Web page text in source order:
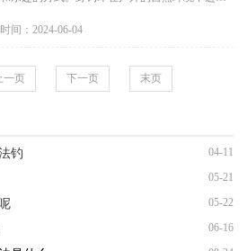
捉各类美味的鱼类。
间：2024-06-04
一页 下一页 末页
钓 04-11
05-21
05-22
06-16